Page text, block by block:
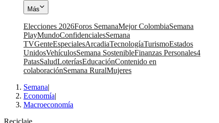
Más
Elecciones 2026Foros SemanaMejor ColombiaSemana
PlayMundoConfidencialesSemana
TVGenteEspecialesArcadiaTecnologíaTurismoEstados
UnidosVehículosSemana SostenibleFinanzas Personales4
PatasSaludLoteríasEducaciónContenido en
colaboraciónSemana RuralMujeres
Semana|
Economía|
Macroeconomía
Reciclaje